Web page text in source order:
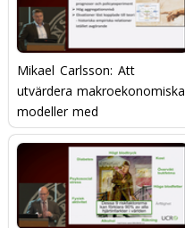
Mikael Carlsson: Att
utvärdera makroekonomiska
modeller med
mikroekonomisk data